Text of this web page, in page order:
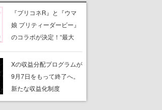
『プリコネR』と『ウマ
娘 プリティーダービー』
のコラボが決定！“最大
ンペーンなども発表
Xの収益分配プログラムが
9月7日をもって終了へ。
新たな収益化制度
「Original Content